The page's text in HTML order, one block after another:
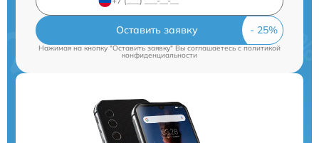
Оставить заявку
Нажимая на кнопку "Оставить заявку" Вы соглашаетесь cполитикой
конфиденциальности